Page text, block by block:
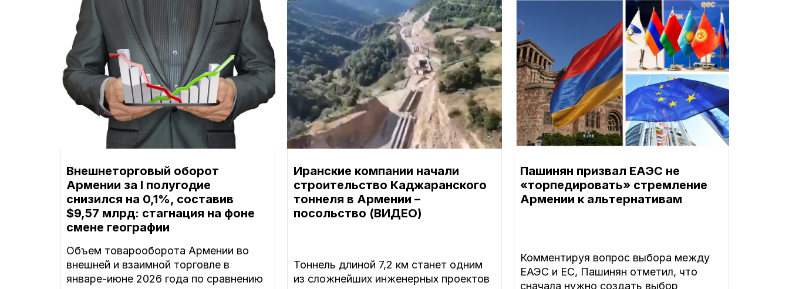
Внешнеторговый оборот
Армении за I полугодие
снизился на 0,1%, составив
$9,57 млрд: стагнация на фоне
смене географии
Объем товарооборота Армении во
внешней и взаимной торговле в
январе-июне 2026 года по сравнению
Иранские компании начали
строительство Каджаранского
тоннеля в Армении –
посольство (ВИДЕО)
Тоннель длиной 7,2 км станет одним
из сложнейших инженерных проектов
Пашинян призвал ЕАЭС не
«торпедировать» стремление
Армении к альтернативам
Комментируя вопрос выбора между
ЕАЭС и ЕС, Пашинян отметил, что
сначала нужно создать выбор